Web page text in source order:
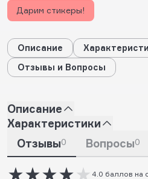
Дарим стикеры!
Описание
Отзывы и Вопросы
Описание
Характеристики
Отзывы0 Вопросы0
4.0 баллов на